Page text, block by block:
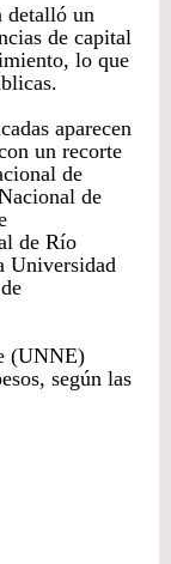
detalló un
de capital
lo que
aparecen
un recorte
de
de
de Río
Universidad
(UNNE)
según las